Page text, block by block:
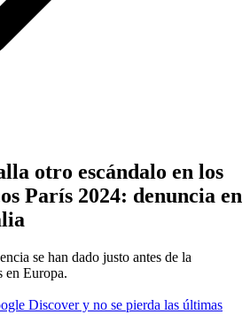
otro escándalo en los
París 2024: denuncia en
se han dado justo antes de la
en Europa.
Discover y no se pierda las últimas